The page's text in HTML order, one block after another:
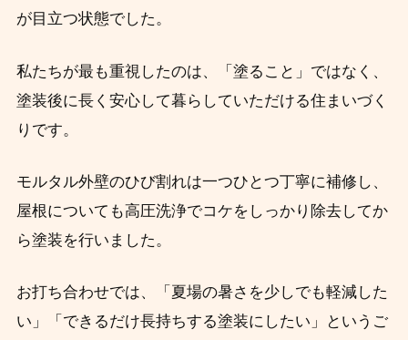
が目立つ状態でした。
私たちが最も重視したのは、「塗ること」ではなく、
塗装後に長く安心して暮らしていただける住まいづく
りです。
モルタル外壁のひび割れは一つひとつ丁寧に補修し、
屋根についても高圧洗浄でコケをしっかり除去してか
ら塗装を行いました。
お打ち合わせでは、「夏場の暑さを少しでも軽減した
い」「できるだけ長持ちする塗装にしたい」というご